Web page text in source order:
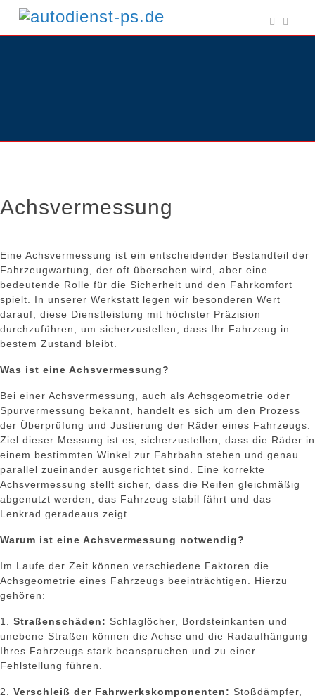
Achsvermessung
Eine Achsvermessung ist ein entscheidender Bestandteil der
Fahrzeugwartung, der oft übersehen wird, aber eine
bedeutende Rolle für die Sicherheit und den Fahrkomfort
spielt. In unserer Werkstatt legen wir besonderen Wert
darauf, diese Dienstleistung mit höchster Präzision
durchzuführen, um sicherzustellen, dass Ihr Fahrzeug in
bestem Zustand bleibt.
Was ist eine Achsvermessung?
Bei einer Achsvermessung, auch als Achsgeometrie oder
Spurvermessung bekannt, handelt es sich um den Prozess
der Überprüfung und Justierung der Räder eines Fahrzeugs.
Ziel dieser Messung ist es, sicherzustellen, dass die Räder in
einem bestimmten Winkel zur Fahrbahn stehen und genau
parallel zueinander ausgerichtet sind. Eine korrekte
Achsvermessung stellt sicher, dass die Reifen gleichmäßig
abgenutzt werden, das Fahrzeug stabil fährt und das
Lenkrad geradeaus zeigt.
Warum ist eine Achsvermessung notwendig?
Im Laufe der Zeit können verschiedene Faktoren die
Achsgeometrie eines Fahrzeugs beeinträchtigen. Hierzu
gehören:
1. Straßenschäden: Schlaglöcher, Bordsteinkanten und
unebene Straßen können die Achse und die Radaufhängung
Ihres Fahrzeugs stark beanspruchen und zu einer
Fehlstellung führen.
2. Verschleiß der Fahrwerkskomponenten: Stoßdämpfer,